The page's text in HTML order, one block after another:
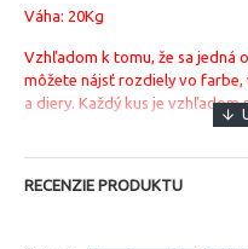
Váha: 20Kg
Vzhľadom k tomu, že sa jedná
môžete nájsť rozdiely vo
a diery. Každý kus je vzhľadom
RECENZIE PRODUKTU